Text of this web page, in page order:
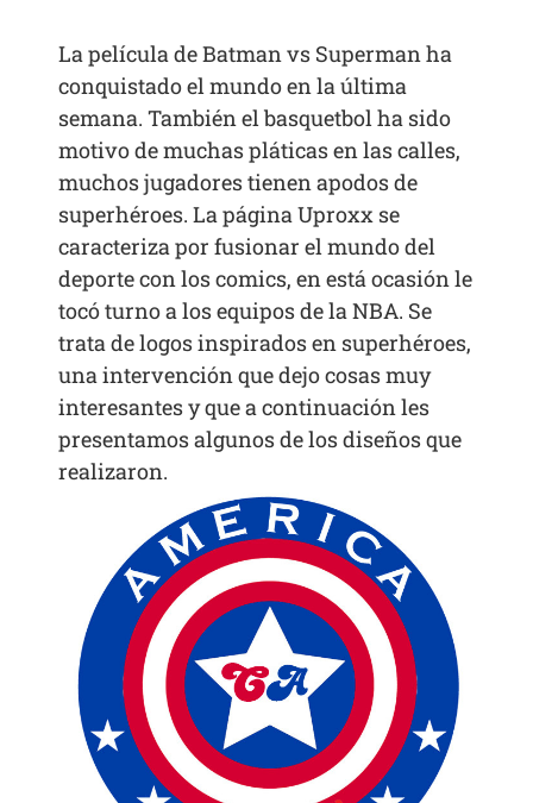
La película de Batman vs Superman ha
conquistado el mundo en la última
semana. También el basquetbol ha sido
motivo de muchas pláticas en las calles,
muchos jugadores tienen apodos de
superhéroes. La página Uproxx se
caracteriza por fusionar el mundo del
deporte con los comics, en está ocasión le
tocó turno a los equipos de la NBA. Se
trata de logos inspirados en superhéroes,
una intervención que dejo cosas muy
interesantes y que a continuación les
presentamos algunos de los diseños que
realizaron.